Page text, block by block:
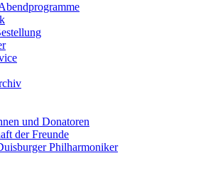
und Donatoren
der Freunde
Philharmoniker